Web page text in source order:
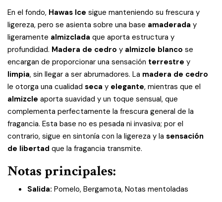
En el fondo, Hawas Ice sigue manteniendo su frescura y
ligereza, pero se asienta sobre una base amaderada y
ligeramente almizclada que aporta estructura y
profundidad. Madera de cedro y almizcle blanco se
encargan de proporcionar una sensación terrestre y
limpia, sin llegar a ser abrumadores. La madera de cedro
le otorga una cualidad seca y elegante, mientras que el
almizcle aporta suavidad y un toque sensual, que
complementa perfectamente la frescura general de la
fragancia. Esta base no es pesada ni invasiva; por el
contrario, sigue en sintonía con la ligereza y la sensación
de libertad que la fragancia transmite.
Notas principales:
Salida: Pomelo, Bergamota, Notas mentoladas